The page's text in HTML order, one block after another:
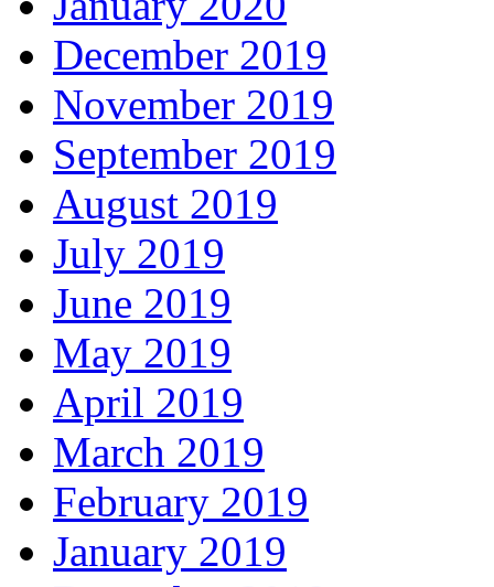
December 2019
November 2019
September 2019
August 2019
July 2019
June 2019
May 2019
April 2019
March 2019
February 2019
January 2019